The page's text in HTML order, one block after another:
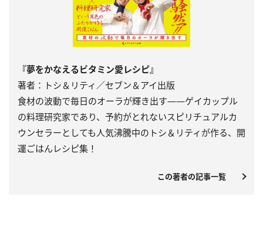
『夢をかなえるビタミン愛レシピ』
著者：トシ＆リティ／セブン＆アイ出版
食材の波動で毎日のオーラが輝き出す――ゲイカップル
の料理研究家であり、予約がとれないスピリチュアルカ
ウンセラーとしても人気沸騰中のトシ＆リティが作る、開
運ごはんレシピ集！
この著者の記事一覧